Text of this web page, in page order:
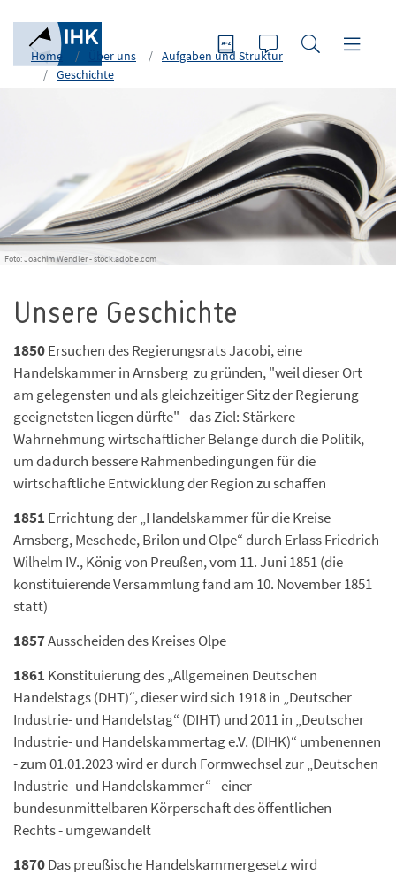
Home Über uns
Aufgaben und Struktur
Geschichte
Foto: Joachim Wendler - stock.adobe.com
Unsere Geschichte
1850Ersuchen des Regierungsrats Jacobi, eine
Handelskammer in Arnsberg zu gründen, "weil dieser Ort
am gelegensten und als gleichzeitiger Sitz der Regierung
geeignetsten liegen dürfte" - das Ziel: Stärkere
Wahrnehmung wirtschaftlicher Belange durch die Politik,
um dadurch bessere Rahmenbedingungen für die
wirtschaftliche Entwicklung der Region zu schaffen
1851 Errichtung der „Handelskammer für die Kreise
Arnsberg, Meschede, Brilon und Olpe“ durch Erlass Friedrich
Wilhelm IV., König von Preußen, vom 11. Juni 1851 (die
konstituierende Versammlung fand am 10. November 1851
statt)
1857Ausscheiden des Kreises Olpe
1861 Konstituierung des „Allgemeinen Deutschen
Handelstags (DHT)“, dieser wird sich 1918 in „Deutscher
Industrie- und Handelstag“ (DIHT) und 2011 in „Deutscher
Industrie- und Handelskammertag e.V. (DIHK)“ umbenennen
- zum 01.01.2023 wird er durch Formwechsel zur „Deutschen
Industrie- und Handelskammer“ - einer
bundesunmittelbaren Körperschaft des öffentlichen
Rechts - umgewandelt
1870Das preußische Handelskammergesetz wird